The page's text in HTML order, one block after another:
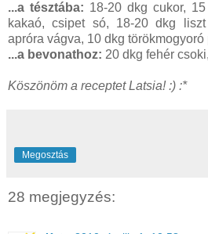
...a tésztába: 18-20 dkg cukor,
kakaó, csipet só, 18-20 dkg
apróra vágva, 10 dkg törökmogyoró
...a bevonathoz: 20 dkg fehér
Köszönöm a receptet Latsia! :) :*
Megosztás
28 megjegyzés: